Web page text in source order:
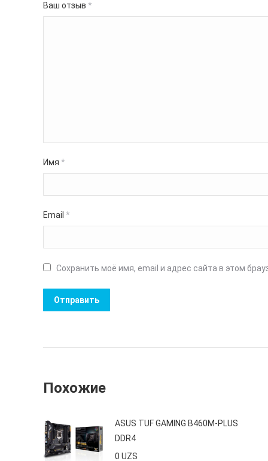
Ваш отзыв *
Имя *
Email *
Сохранить моё имя, email и адрес сайта в этом
Похожие
ASUS TUF GAMING B460M-PLUS
DDR4
0 UZS